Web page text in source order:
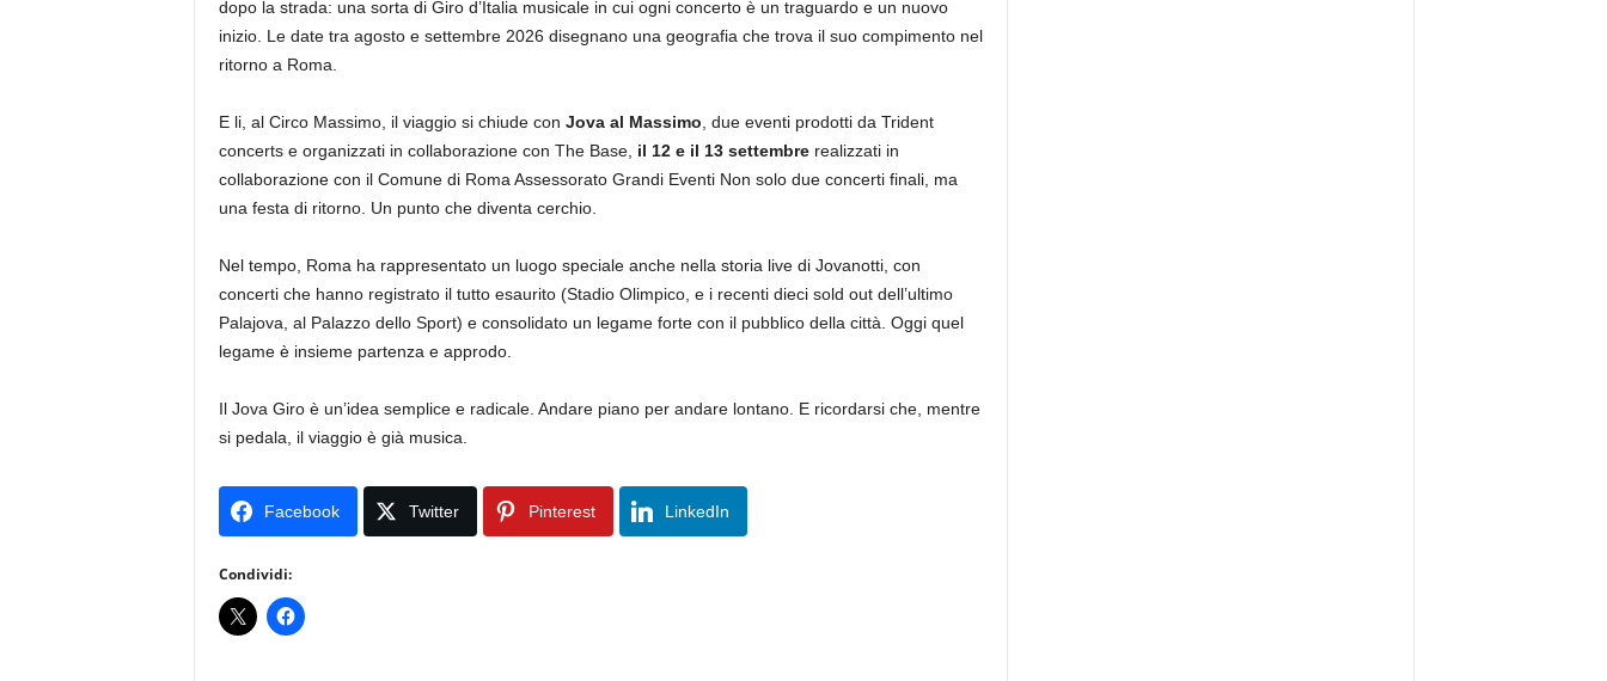
dopo la strada: una sorta di Giro d’Italia musicale in cui ogni concerto è un traguardo e un nuovo
inizio. Le date tra agosto e settembre 2026 disegnano una geografia che trova il suo compimento nel
ritorno a Roma.
E li, al Circo Massimo, il viaggio si chiude con Jova al Massimo , due eventi prodotti da Trident
concerts e organizzati in collaborazione con The Base, il 12 e il 13 settembrerealizzati in
collaborazione con il Comune di Roma Assessorato Grandi Eventi Non solo due concerti finali, ma
una festa di ritorno. Un punto che diventa cerchio.
Nel tempo, Roma ha rappresentato un luogo speciale anche nella storia live di Jovanotti, con
concerti che hanno registrato il tutto esaurito (Stadio Olimpico, e i recenti dieci sold out dell’ultimo
Palajova, al Palazzo dello Sport) e consolidato un legame forte con il pubblico della città. Oggi quel
legame è insieme partenza e approdo.
Il Jova Giro è un’idea semplice e radicale. Andare piano per andare lontano. E ricordarsi che, mentre
si pedala, il viaggio è già musica.
Facebook Twitter Pinterest LinkedIn
Condividi: